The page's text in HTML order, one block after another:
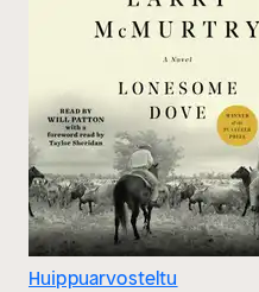
Huippuarvosteltu